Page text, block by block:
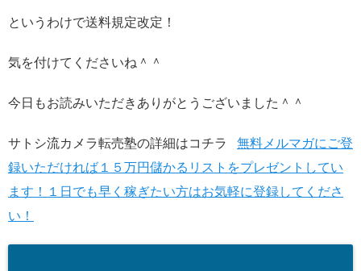
というわけで送料規定改定！
気を付けてくださいね＾＾
今日もお読みいただきありがとうございました＾＾
サトシ流カメラ転売塾の詳細はコチラ 無料メルマガにご登
録いただければ１５万円儲かるリストをプレゼントしてい
ます！１日でも早く稼ぎたい方はお気軽に登録してくださ
い！